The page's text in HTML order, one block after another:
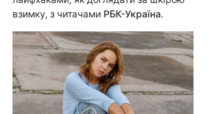
взимку, з читачами РБК-Україна.